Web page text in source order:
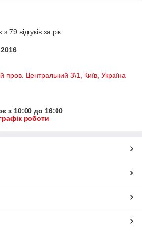
79 відгуків за рік
пров. Центральний 3\1, Київ, Україна
з 10:00 до 16:00
роботи